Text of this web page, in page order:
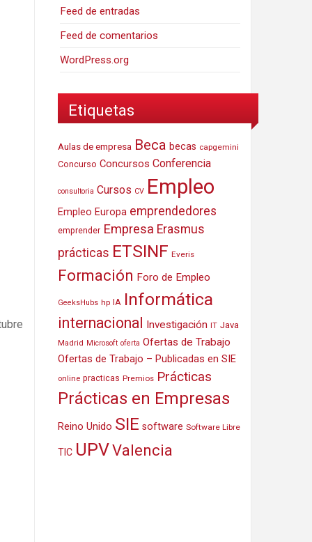
Feed de entradas
Feed de comentarios
WordPress.org
Etiquetas
Aulas de empresa Beca becas capgemini
Concurso Concursos Conferencia
consultoria Cursos CV Empleo
Empleo Europa emprendedores
emprender Empresa Erasmus
prácticas ETSINF Everis
Formación Foro de Empleo
GeeksHubs hp IA Informática
internacional Investigación IT Java
Madrid Microsoft oferta Ofertas de Trabajo
Ofertas de Trabajo – Publicadas en SIE
online practicas Premios Prácticas
Prácticas en Empresas
Reino Unido SIE software Software Libre
TIC UPVValencia